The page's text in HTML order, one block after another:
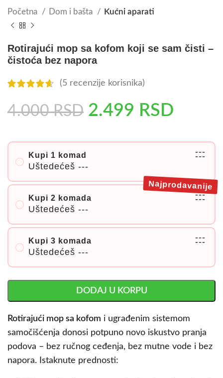
Početna Dom i bašta Kućni aparati
Rotirajući mop sa kofom koji se sam čisti –
čistoća bez napora
(5 recenzije korisnika)
4.000RSD 2.499 RSD
Kupi 1 komad
Uštedećeš ---
---
---
Kupi 2 komada
Uštedećeš ---
---
---
Najprodavanije
Kupi 3 komada
Uštedećeš ---
---
---
DODAJ U KORPU
Rotirajući mop sa kofom i ugrađenim sistemom
samočišćenja donosi potpuno novo iskustvo pranja
podova – bez ručnog ceđenja, bez mutne vode i bez
napora. Istaknute prednosti: